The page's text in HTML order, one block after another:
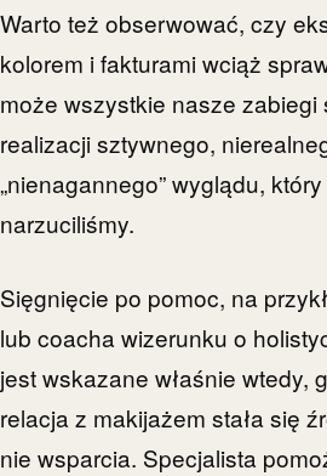
Warto też obserwować, czy
kolorem i fakturami wciąż
może wszystkie nasze zabiegi
realizacji sztywnego,
„nienagannego” wyglądu,
narzuciliśmy.
Sięgnięcie po pomoc, na
lub coacha wizerunku o
jest wskazane właśnie wtedy,
relacja z makijażem stała się
nie wsparcia. Specjalista